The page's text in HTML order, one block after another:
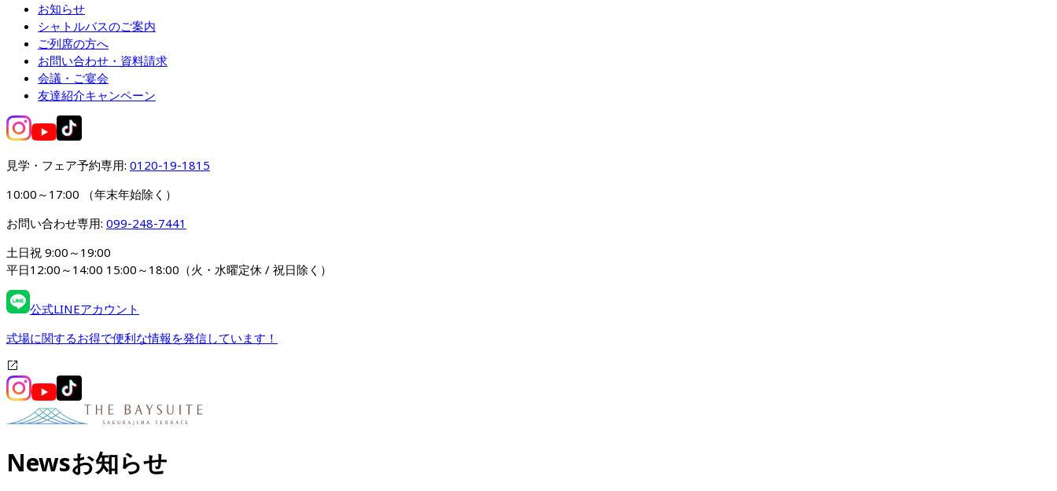
お知らせ
シャトルバスのご案内
ご列席の方へ
お問い合わせ・資料請求
会議・ご宴会
友達紹介キャンペーン
見学・フェア予約専用: 0120-19-1815
10:00～17:00 （年末年始除く）
お問い合わせ専用: 099-248-7441
土日祝 9:00～19:00
平日12:00～14:00 15:00～18:00（火・水曜定休 / 祝日除く）
公式LINEアカウント
式場に関するお得で便利な情報を発信しています！
Newsお知らせ